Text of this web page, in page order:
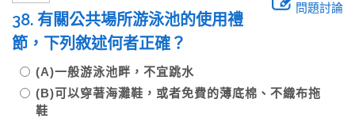
問題討論
38. 有關公共場所游泳池的使用禮
節，下列敘述何者正確？
(A)一般游泳池畔，不宜跳水
(B)可以穿著海灘鞋，或者免費的薄底棉、不織布拖
鞋